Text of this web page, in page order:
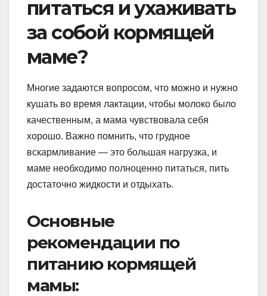
питаться и ухаживать
за собой кормящей
маме?
Многие задаются вопросом, что можно и нужно
кушать во время лактации, чтобы молоко было
качественным, а мама чувствовала себя
хорошо. Важно помнить, что грудное
вскармливание — это большая нагрузка, и
маме необходимо полноценно питаться, пить
достаточно жидкости и отдыхать.
Основные
рекомендации по
питанию кормящей
мамы: